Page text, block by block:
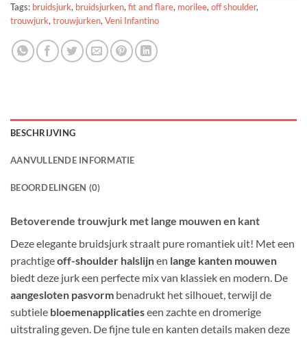
Tags: bruidsjurk, bruidsjurken, fit and flare, morilee, off shoulder,
trouwjurk, trouwjurken, Veni Infantino
BESCHRIJVING
AANVULLENDE INFORMATIE
BEOORDELINGEN (0)
Betoverende trouwjurk met lange mouwen en kant
Deze elegante bruidsjurk straalt pure romantiek uit! Met een
prachtigeoff-shoulder halslijnen lange kanten mouwen
biedt deze jurk een perfecte mix van klassiek en modern. De
aangesloten pasvorm benadrukt het silhouet, terwijl de
subtiele bloemenapplicatieseen zachte en dromerige
uitstraling geven. De fijne tule en kanten details maken deze